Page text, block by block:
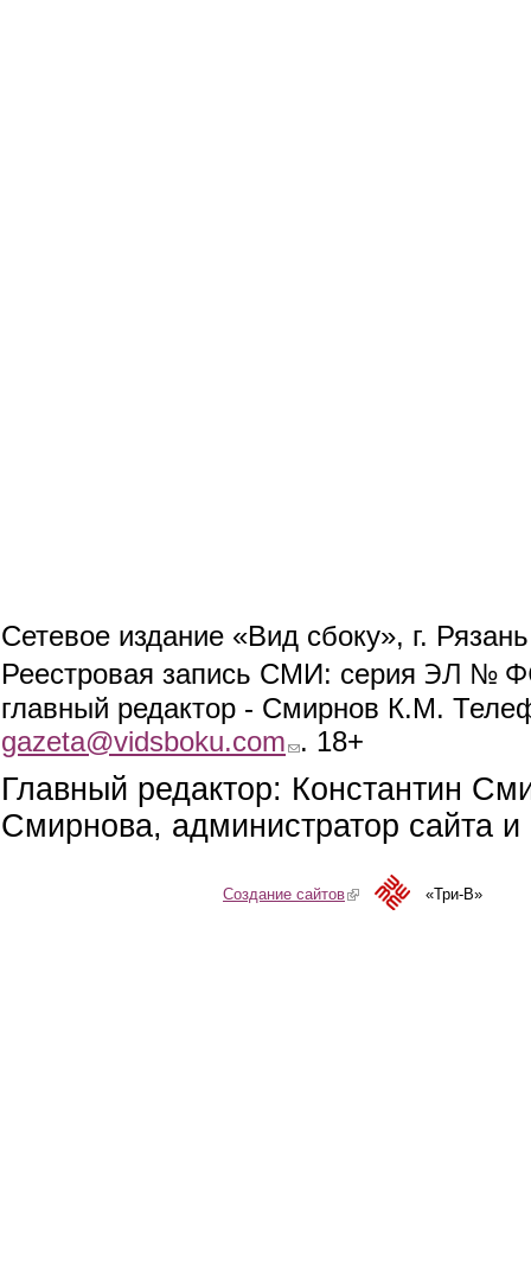
Сетевое издание «Вид сбоку», г.
Реестровая запись СМИ: серия ЭЛ №
главный редактор - Смирнов К.М.
gazeta@vidsboku.com (link sends e-mail)
. 18+
Главный редактор: Константин
Смирнова, администратор сайта
Создание сайтов(link is external)«Три-В»